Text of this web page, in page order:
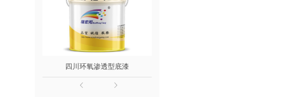
四川环氧渗透型底漆